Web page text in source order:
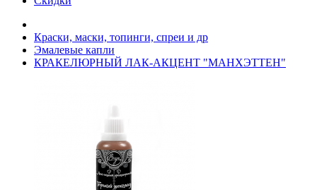
Краски, маски, топинги, спреи и др
Эмалевые капли
КРАКЕЛЮРНЫЙ ЛАК-АКЦЕНТ "МАНХЭТТЕН"